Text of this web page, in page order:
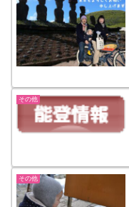
その他
その他